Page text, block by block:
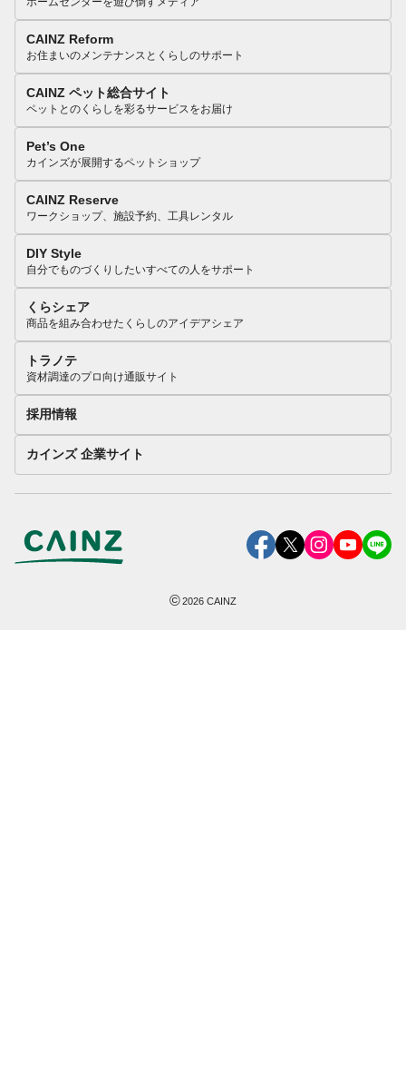
CAINZ Reform
お住まいのメンテナンスとくらしのサポート
CAINZ ペット総合サイト
ペットとのくらしを彩るサービスをお届け
Pet’s One
カインズが展開するペットショップ
CAINZ Reserve
ワークショップ、施設予約、工具レンタル
DIY Style
自分でものづくりしたいすべての人をサポート
くらシェア
商品を組み合わせたくらしのアイデアシェア
トラノテ
資材調達のプロ向け通販サイト
採用情報
カインズ 企業サイト
©2026 CAINZ